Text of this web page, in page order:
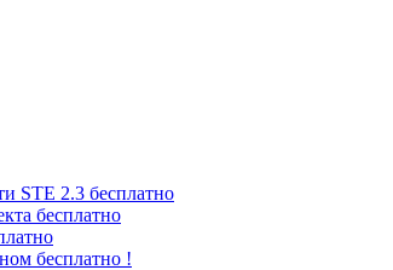
STE 2.3 бесплатно
бесплатно
бесплатно !